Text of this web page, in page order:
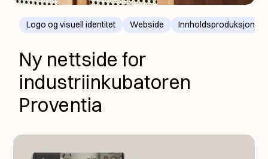
Logo og visuell identitet Webside Innholdsproduksjon
Ny nettside for
industriinkubatoren
Proventia